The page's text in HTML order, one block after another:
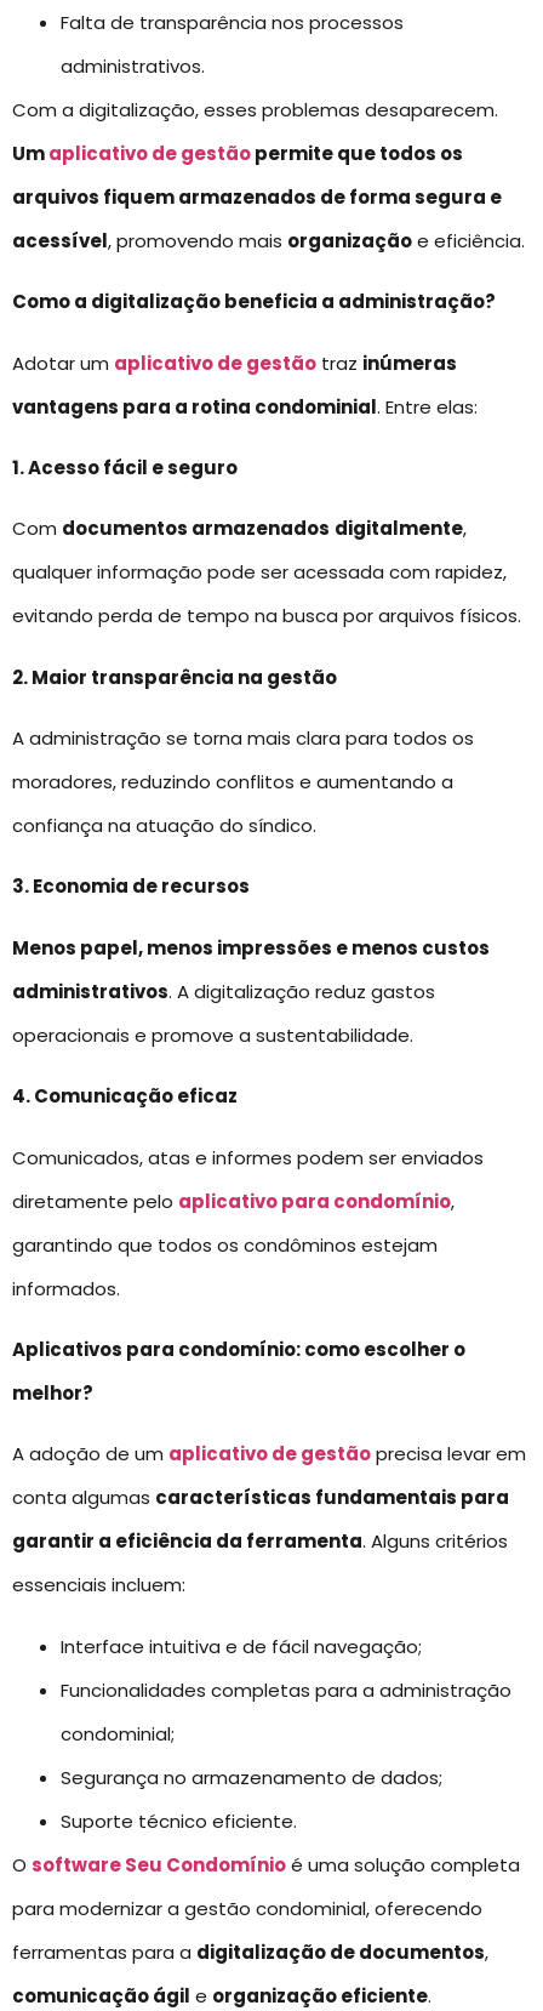
Falta de transparência nos processos
administrativos.
Com a digitalização, esses problemas desaparecem.
Umaplicativo de gestãopermite que todos os
arquivos fiquem armazenados de forma segura e
acessível, promovendo mais organizaçãoe eficiência.
Como a digitalização beneficia a administração?
Adotar um aplicativo de gestão traz inúmeras
vantagens para a rotina condominial. Entre elas:
1. Acesso fácil e seguro
Com documentos armazenados digitalmente,
qualquer informação pode ser acessada com rapidez,
evitando perda de tempo na busca por arquivos físicos.
2. Maior transparência na gestão
A administração se torna mais clara para todos os
moradores, reduzindo conflitos e aumentando a
confiança na atuação do síndico.
3. Economia de recursos
Menos papel, menos impressões e menos custos
administrativos. A digitalização reduz gastos
operacionais e promove a sustentabilidade.
4. Comunicação eficaz
Comunicados, atas e informes podem ser enviados
diretamente pelo aplicativo para condomínio,
garantindo que todos os condôminos estejam
informados.
Aplicativos para condomínio: como escolher o
melhor?
A adoção de um aplicativo de gestãoprecisa levar em
conta algumas características fundamentais para
garantir a eficiência da ferramenta. Alguns critérios
essenciais incluem:
Interface intuitiva e de fácil navegação;
Funcionalidades completas para a administração
condominial;
Segurança no armazenamento de dados;
Suporte técnico eficiente.
O software Seu Condomínioé uma solução completa
para modernizar a gestão condominial, oferecendo
ferramentas para a digitalização de documentos,
comunicação ágil e organização eficiente.